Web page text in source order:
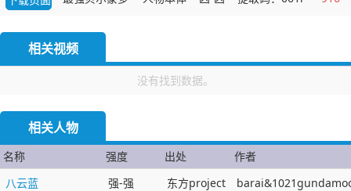
相关视频
没有找到数据。
相关人物
名称 强度 出处
作者
八云蓝
强-强 东方project